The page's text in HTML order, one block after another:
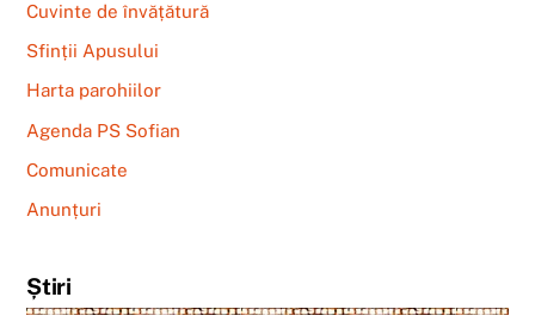
Cuvinte de învățătură
Sfinții Apusului
Harta parohiilor
Agenda PS Sofian
Comunicate
Anunțuri
Știri